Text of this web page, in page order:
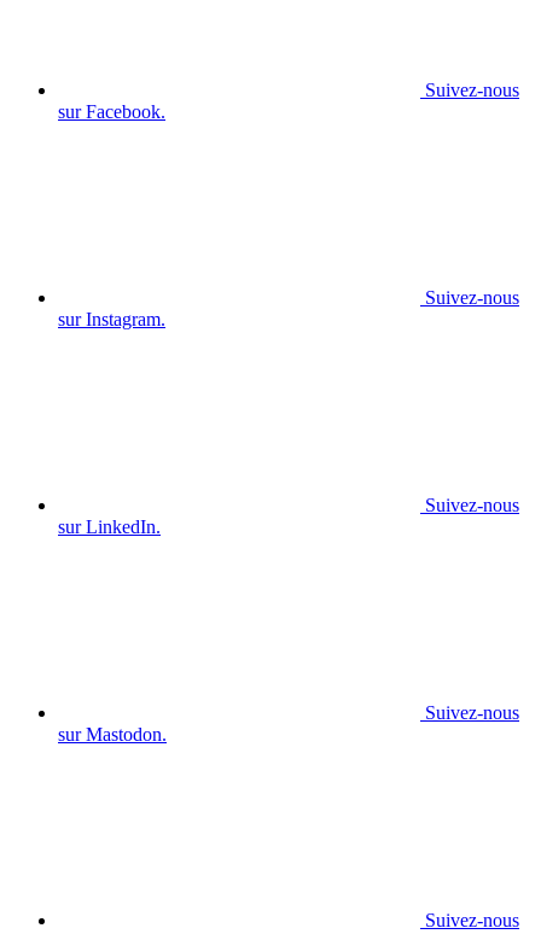
Suivez-nous
sur Facebook.
Suivez-nous
sur Instagram.
Suivez-nous
sur LinkedIn.
Suivez-nous
sur Mastodon.
Suivez-nous